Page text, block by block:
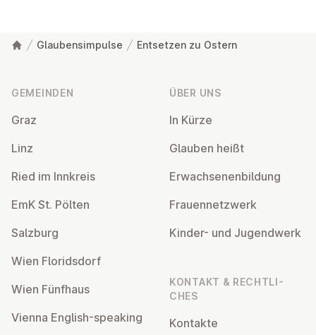
Glaubensimpulse Entsetzen zu Ostern
GEMEINDEN
Graz
Linz
Ried im Innkreis
EmK St. Pölten
Salzburg
Wien Flo­rids­dorf
Wien Fünfhaus
Vienna English-speaking
ÜBER UNS
In Kürze
Glauben heißt
Er­wach­se­nen­bil­dung
Frau­en­netz­werk
Kinder- und Ju­gend­werk
KONTAKT & RECHT­LI­
CHES
Kontakte